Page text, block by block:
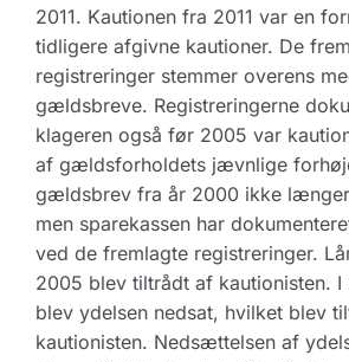
2011. Kautionen fra 2011 var en
tidligere afgivne kautioner. De
registreringer stemmer overens
gældsbreve. Registreringerne
klageren også før 2005 var
af gældsforholdets jævnlige
gældsbrev fra år 2000 ikke
men sparekassen har
ved de fremlagte registreringer.
2005 blev tiltrådt af kautionisten.
blev ydelsen nedsat, hvilket blev
kautionisten. Nedsættelsen af